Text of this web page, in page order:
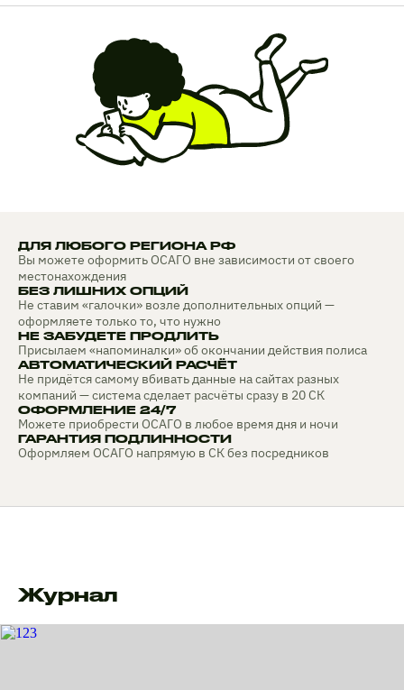
ДЛЯ ЛЮБОГО РЕГИОНА РФ
Вы можете оформить ОСАГО вне зависимости от своего
местонахождения
БЕЗ ЛИШНИХ ОПЦИЙ
Не ставим «галочки» возле дополнительных опций —
оформляете только то, что нужно
НЕ ЗАБУДЕТЕ ПРОДЛИТЬ
Присылаем «напоминалки» об окончании действия полиса
АВТОМАТИЧЕСКИЙ РАСЧЁТ
Не придётся самому вбивать данные на сайтах разных
компаний — система сделает расчёты сразу в 20 СК
ОФОРМЛЕНИЕ 24/7
Можете приобрести ОСАГО в любое время дня и ночи
ГАРАНТИЯ ПОДЛИННОСТИ
Оформляем ОСАГО напрямую в СК без посредников
Журнал